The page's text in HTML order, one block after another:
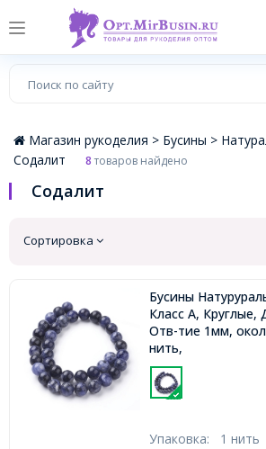
Магазин рукоделия > Бусины >
Содалит
8товаров найдено
Содалит
Сортировка
Бусины
Класс А,
Отв-тие 1мм,
нить,
Упаковка: 1 нить